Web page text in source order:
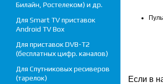
Если в
Билайн, Ростелеком) и др.
Для Smart TV приставок
Android TV Box
Для приставок DVB-T2
(бесплатных цифр. каналов)
Для Спутниковых ресиверов
(тарелок)